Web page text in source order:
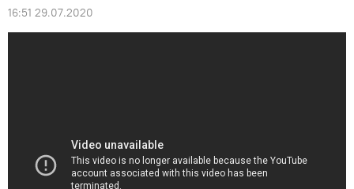
16:51 29.07.2020